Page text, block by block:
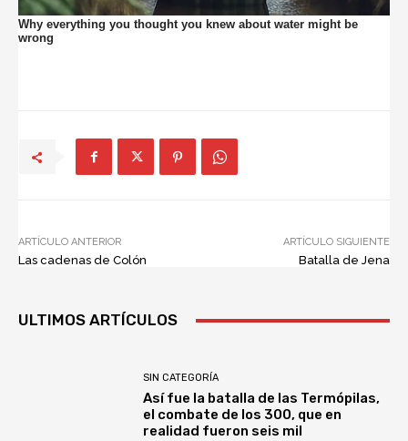
ARTÍCULO ANTERIOR
Las cadenas de Colón
ARTÍCULO SIGUIENTE
Batalla de Jena
ULTIMOS ARTÍCULOS
SIN CATEGORÍA
Así fue la batalla de las Termópilas,
el combate de los 300, que en
realidad fueron seis mil